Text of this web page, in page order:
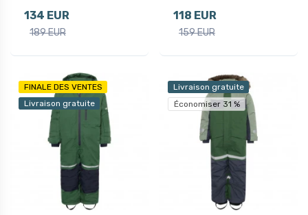
134 EUR
189 EUR
118 EUR
159 EUR
FINALE DES VENTES
Livraison gratuite
Livraison gratuite
Économiser 31 %